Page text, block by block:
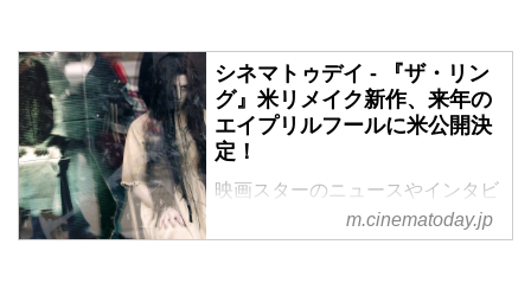
シネマトゥデイ - 『ザ・リン
グ』米リメイク新作、来年の
エイプリルフールに米公開決
定！
映画スターのニュースやインタビ
ューなどオリジナルの情報が豊富
m.cinematoday.jp